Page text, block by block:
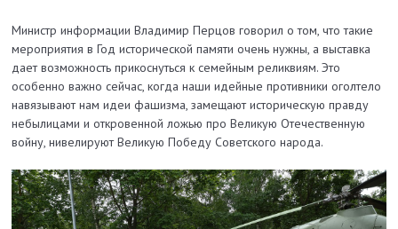
Министр информации Владимир Перцов говорил о том, что такие
мероприятия в Год исторической памяти очень нужны, а выставка
дает возможность прикоснуться к семейным реликвиям. Это
особенно важно сейчас, когда наши идейные противники оголтело
навязывают нам идеи фашизма, замещают историческую правду
небылицами и откровенной ложью про Великую Отечественную
войну, нивелируют Великую Победу Советского народа.